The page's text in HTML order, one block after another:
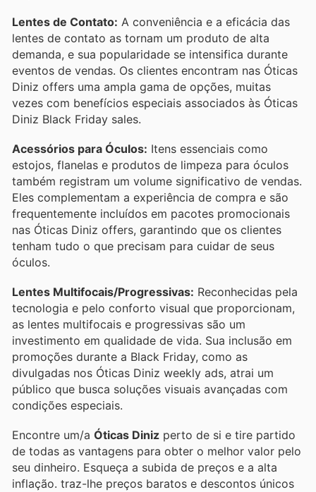
Lentes de Contato: A conveniência e a eficácia das
lentes de contato as tornam um produto de alta
demanda, e sua popularidade se intensifica durante
eventos de vendas. Os clientes encontram nas Óticas
Diniz offers uma ampla gama de opções, muitas
vezes com benefícios especiais associados às Óticas
Diniz Black Friday sales.
Acessórios para Óculos: Itens essenciais como
estojos, flanelas e produtos de limpeza para óculos
também registram um volume significativo de vendas.
Eles complementam a experiência de compra e são
frequentemente incluídos em pacotes promocionais
nas Óticas Diniz offers, garantindo que os clientes
tenham tudo o que precisam para cuidar de seus
óculos.
Lentes Multifocais/Progressivas: Reconhecidas pela
tecnologia e pelo conforto visual que proporcionam,
as lentes multifocais e progressivas são um
investimento em qualidade de vida. Sua inclusão em
promoções durante a Black Friday, como as
divulgadas nos Óticas Diniz weekly ads, atrai um
público que busca soluções visuais avançadas com
condições especiais.
Encontre um/a Óticas Diniz perto de si e tire partido
de todas as vantagens para obter o melhor valor pelo
seu dinheiro. Esqueça a subida de preços e a alta
inflação. traz-lhe preços baratos e descontos únicos